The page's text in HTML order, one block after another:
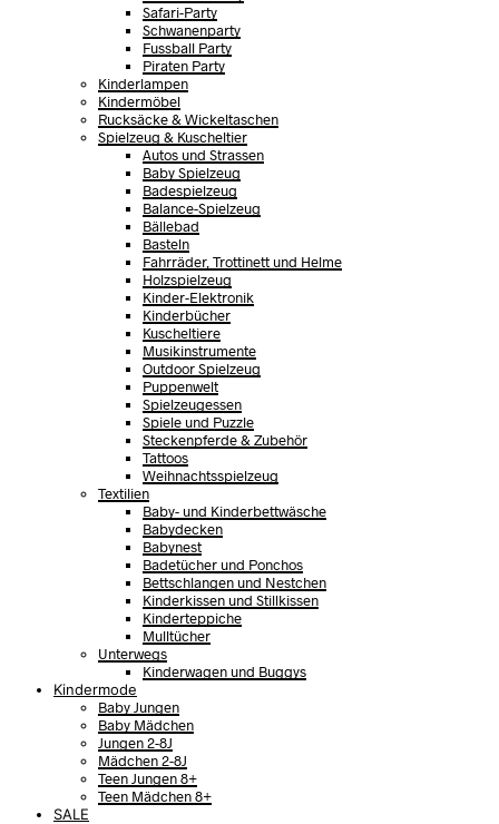
Safari-Party
Schwanenparty
Fussball Party
Piraten Party
Kinderlampen
Kindermöbel
Rucksäcke & Wickeltaschen
Spielzeug & Kuscheltier
Autos und Strassen
Baby Spielzeug
Badespielzeug
Balance-Spielzeug
Bällebad
Basteln
Fahrräder, Trottinett und Helme
Holzspielzeug
Kinder-Elektronik
Kinderbücher
Kuscheltiere
Musikinstrumente
Outdoor Spielzeug
Puppenwelt
Spielzeugessen
Spiele und Puzzle
Steckenpferde & Zubehör
Tattoos
Weihnachtsspielzeug
Textilien
Baby- und Kinderbettwäsche
Babydecken
Babynest
Badetücher und Ponchos
Bettschlangen und Nestchen
Kinderkissen und Stillkissen
Kinderteppiche
Mulltücher
Unterwegs
Kinderwagen und Buggys
Kindermode
Baby Jungen
Baby Mädchen
Jungen 2-8J
Mädchen 2-8J
Teen Jungen 8+
Teen Mädchen 8+
SALE